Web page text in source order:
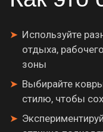
Используйте
отдыха,
зоны
Выбирайте
стилю, чтобы